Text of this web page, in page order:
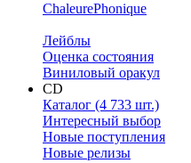
ChaleurePhonique
Лейблы
Оценка состояния
Виниловый оракул
CD
Каталог (4 733 шт.)
Интересный выбор
Новые поступления
Новые релизы